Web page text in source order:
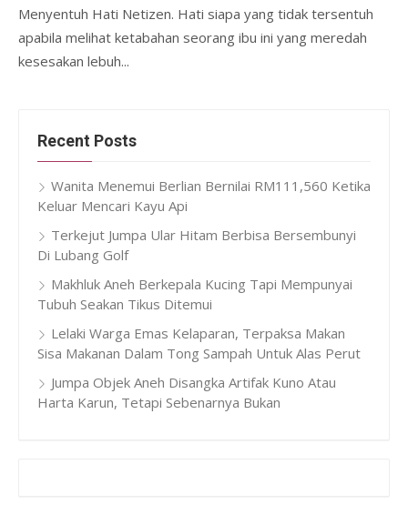
Menyentuh Hati Netizen. Hati siapa yang tidak tersentuh
apabila melihat ketabahan seorang ibu ini yang meredah
kesesakan lebuh...
Recent Posts
Wanita Menemui Berlian Bernilai RM111,560 Ketika
Keluar Mencari Kayu Api
Terkejut Jumpa Ular Hitam Berbisa Bersembunyi
Di Lubang Golf
Makhluk Aneh Berkepala Kucing Tapi Mempunyai
Tubuh Seakan Tikus Ditemui
Lelaki Warga Emas Kelaparan, Terpaksa Makan
Sisa Makanan Dalam Tong Sampah Untuk Alas Perut
Jumpa Objek Aneh Disangka Artifak Kuno Atau
Harta Karun, Tetapi Sebenarnya Bukan